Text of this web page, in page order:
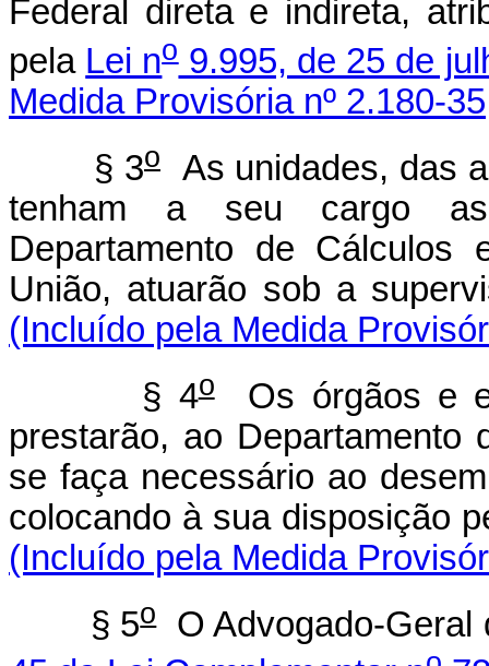
Federal direta e indireta,
pela Lei no9.995, de 25 de
Medida Provisória nº 2.180-
§ 3o
As unidades, das
tenham a seu cargo
Departamento de Cálculos
União, atuarão sob
(Incluído pela Medida
§ 4oOs órgãos e
prestarão, ao
se faça necessário ao
colocando à sua
(Incluído pela Medida
§ 5oO Advogado-Geral